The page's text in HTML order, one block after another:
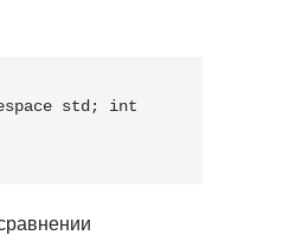
std; int